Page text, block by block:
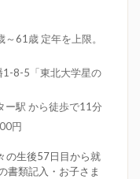
61歳 定年を上限。
1-8-5「東北大学星の
ー駅 から徒歩で11分
円
の生後57日目から就
書類記入・お子さま